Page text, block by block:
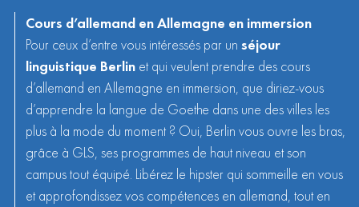
Cours d’allemand en Allemagne en immersion
Pour ceux d’entre vous intéressés par un séjour
linguistique Berlin et qui veulent prendre des cours
d’allemand en Allemagne en immersion, que diriez-vous
d’apprendre la langue de Goethe dans une des villes les
plus à la mode du moment ? Oui, Berlin vous ouvre les bras,
grâce à GLS, ses programmes de haut niveau et son
campus tout équipé. Libérez le hipster qui sommeille en vous
et approfondissez vos compétences en allemand, tout en